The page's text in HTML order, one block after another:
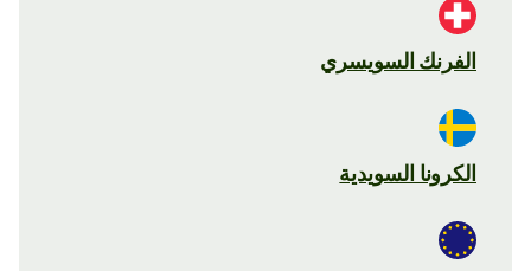
الفرنك السويسري
الكرونا السويدية